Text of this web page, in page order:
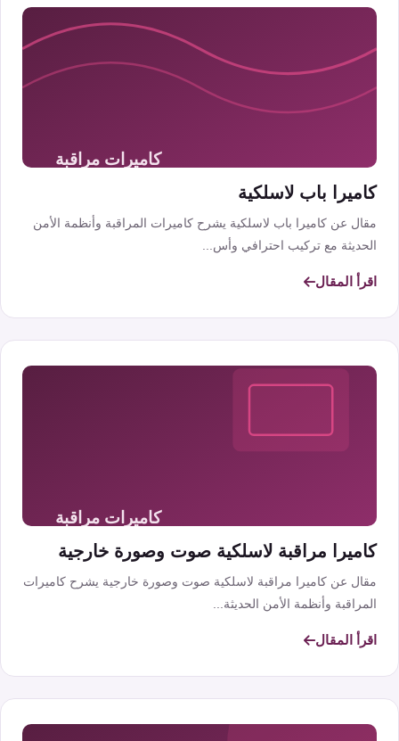
كاميرا باب لاسلكية
مقال عن كاميرا باب لاسلكية يشرح كاميرات المراقبة وأنظمة الأمن
الحديثة مع تركيب احترافي وأس...
اقرأ المقال
كاميرا مراقبة لاسلكية صوت وصورة خارجية
مقال عن كاميرا مراقبة لاسلكية صوت وصورة خارجية يشرح كاميرات
المراقبة وأنظمة الأمن الحديثة...
اقرأ المقال